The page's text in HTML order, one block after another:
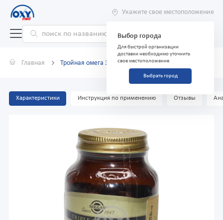
Укажите свое местоположение
Выбор города
Для быстрой организации
доставки необходимо уточнить
свое местоположение
Выбрать город
Главная Тройная омега 3 -950 мг ЭПК и ДГК №50 капсулы
Характеристики Инструкция по применению Отзывы